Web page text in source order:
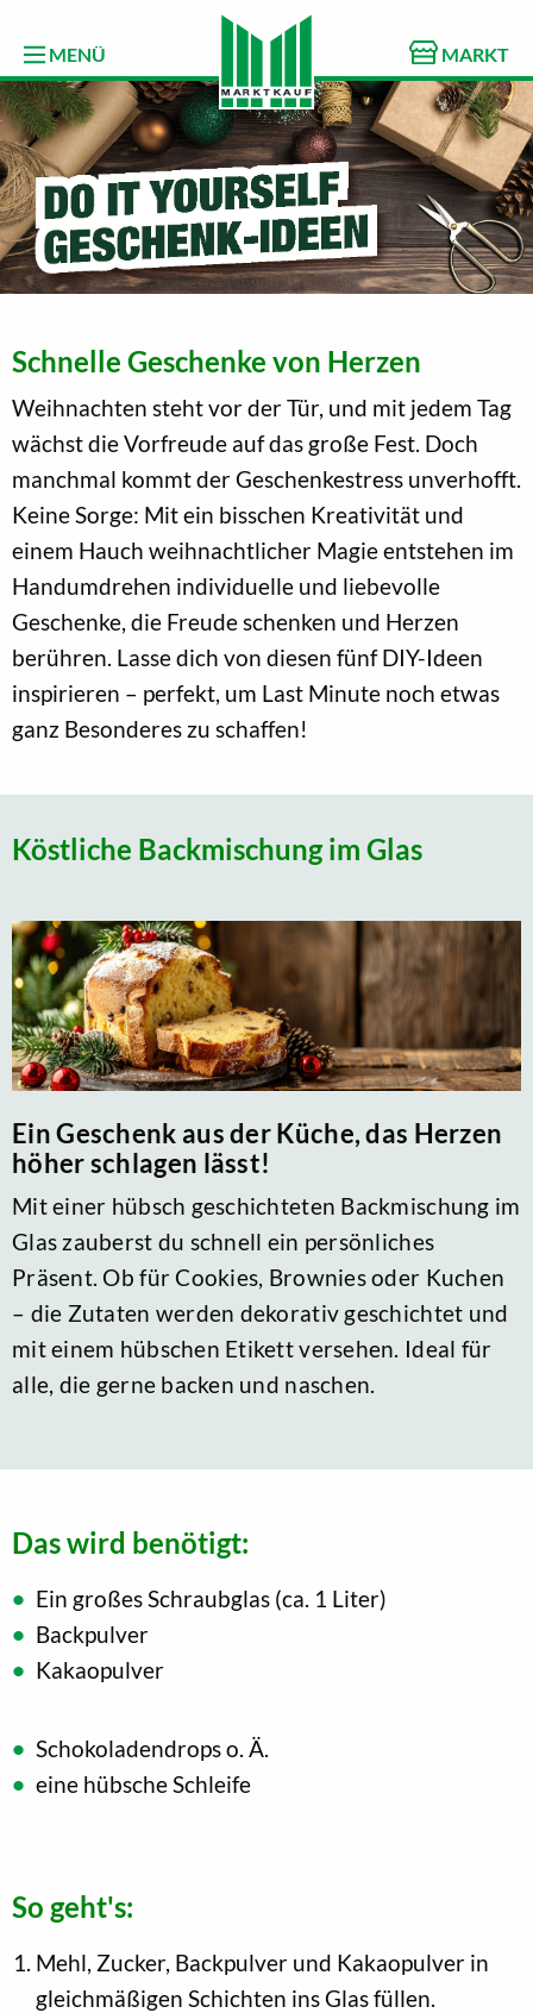
MENÜ MARKT
Schnelle Geschenke von Herzen
Weihnachten steht vor der Tür, und mit jedem Tag
wächst die Vorfreude auf das große Fest. Doch
manchmal kommt der Geschenkestress unverhofft.
Keine Sorge: Mit ein bisschen Kreativität und
einem Hauch weihnachtlicher Magie entstehen im
Handumdrehen individuelle und liebevolle
Geschenke, die Freude schenken und Herzen
berühren. Lasse dich von diesen fünf DIY-Ideen
inspirieren – perfekt, um Last Minute noch etwas
ganz Besonderes zu schaffen!
Köstliche Backmischung im Glas
Ein Geschenk aus der Küche, das Herzen
höher schlagen lässt!
Mit einer hübsch geschichteten Backmischung im
Glas zauberst du schnell ein persönliches
Präsent. Ob für Cookies, Brownies oder Kuchen
– die Zutaten werden dekorativ geschichtet und
mit einem hübschen Etikett versehen. Ideal für
alle, die gerne backen und naschen.
Das wird benötigt:
Ein großes Schraubglas (ca. 1 Liter)
Backpulver
Kakaopulver
Schokoladendrops o. Ä.
eine hübsche Schleife
So geht's:
Mehl, Zucker, Backpulver und Kakaopulver in
gleichmäßigen Schichten ins Glas füllen.